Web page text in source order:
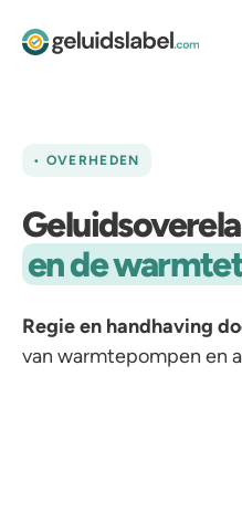
• OVERHEDEN
en de
Regie en handhaving
van warmtepompen en